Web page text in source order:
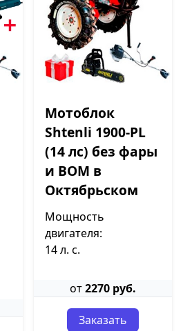
Мотоблок
Shtenli 1900-PL
(14 лс) без фары
и ВОМ в
Октябрьском
Мощность
двигателя:
14 л. с.
от2270 руб.
Заказать